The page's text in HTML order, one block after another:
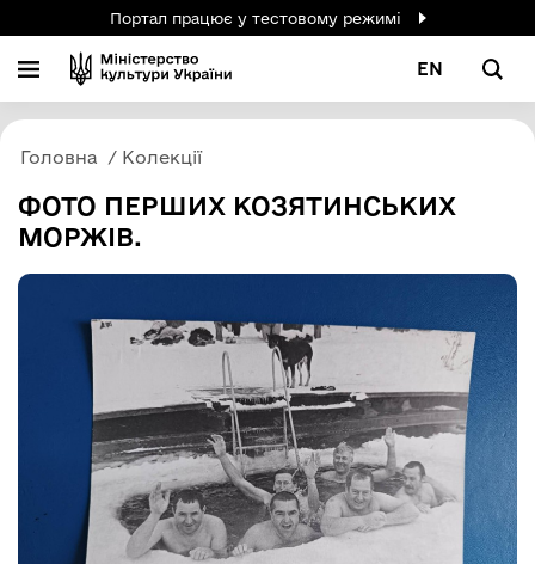
Портал працює у тестовому режимі
EN
Головна Колекції
ФОТО ПЕРШИХ КОЗЯТИНСЬКИХ
МОРЖІВ.